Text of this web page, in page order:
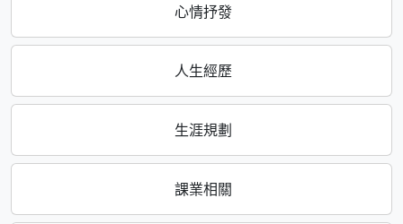
心情抒發
人生經歷
生涯規劃
課業相關